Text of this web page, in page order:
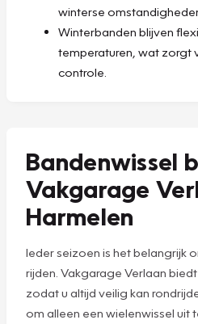
winterse
Winterbanden blijven
temperaturen, wat zorgt
controle.
Bandenwissel
Vakgarage
Harmelen
Ieder seizoen is het belangrijk
rijden. Vakgarage Verlaan
zodat u altijd veilig kan
om alleen een wielenwissel uit